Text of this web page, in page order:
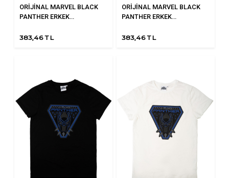
ORİJİNAL MARVEL BLACK
PANTHER ERKEK...
383,46 TL
ORİJİNAL MARVEL BLACK
PANTHER ERKEK...
383,46 TL